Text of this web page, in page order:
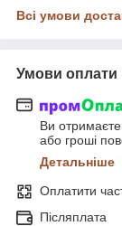
Всі умови
Умови оплати
Ви
або гроші
Детальніше
Оплатити
Післяплата